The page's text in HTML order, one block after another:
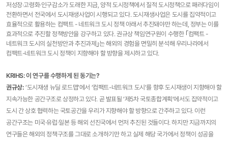
저성장·고령화·인구감소가 도래한 지금, 양적 도시정책에서 질적 도시정책으로 패러다임이
전환하면서 전국에서 도시재생사업이 시행되고 있다. 도시재생사업은 도시를 집약적이고
효율적으로 활용하는 컴팩트 - 네트워크 도시 정책 아래서 추진돼야만 하는데, 정부는 이를
효과적으로 추진할 정책방안을 강구하고 있다. 권규상 책임연구원이 수행한 ｢컴팩트 -
네트워크 도시의 실천방안과 추진과제｣는 해외의 경험을 면밀히 분석해 우리나라에서
컴팩트-네트워크 도시 정책이 지향해야 할 방향을 제시하고 있다.
KRIHS: 이 연구를 수행하게 된 동기는?
권규상: ‘도시재생 뉴딜 로드맵’에서 ‘컴팩트-네트워크 도시’를 향후 도시재생이 지향해야 할
지속가능한 공간구조로 상정하고 있다. 곧 발표될 ‘제5차 국토종합계획’에서도 집약적이고
도시 간 상호 협력하는 국토공간을 우리가 지향해야 할 방향으로 간주하고 있다. 이런
공간구조는 미국·유럽·일본 등 해외 선진국에서 먼저 추진된 것들이다. 하지만 지금까지의
연구들은 해외의 정책구조를 그대로 소개하기만 하고 실제 해당 국가에서 정책이 성공을